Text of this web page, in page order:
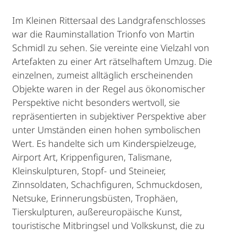
Im Kleinen Rittersaal des Landgrafenschlosses
war die Rauminstallation Trionfo von Martin
Schmidl zu sehen. Sie vereinte eine Vielzahl von
Artefakten zu einer Art rätselhaftem Umzug. Die
einzelnen, zumeist alltäglich erscheinenden
Objekte waren in der Regel aus ökonomischer
Perspektive nicht besonders wertvoll, sie
repräsentierten in subjektiver Perspektive aber
unter Umständen einen hohen symbolischen
Wert. Es handelte sich um Kinderspielzeuge,
Airport Art, Krippenfiguren, Talismane,
Kleinskulpturen, Stopf- und Steineier,
Zinnsoldaten, Schachfiguren, Schmuckdosen,
Netsuke, Erinnerungsbüsten, Trophäen,
Tierskulpturen, außereuropäische Kunst,
touristische Mitbringsel und Volkskunst, die zu